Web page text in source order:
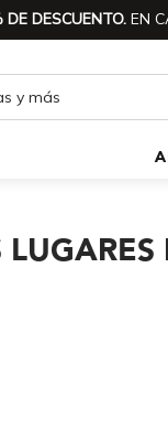
DE DESCUENTO. EN